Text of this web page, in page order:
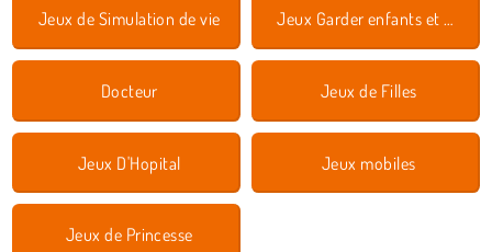
Jeux de Simulation de vie Jeux Garder enfants et animaux
Docteur Jeux de Filles
Jeux D'Hopital Jeux mobiles
Jeux de Princesse